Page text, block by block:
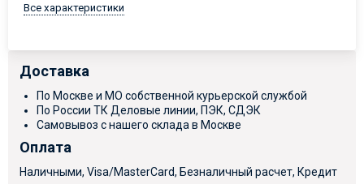
Все характеристики
Доставка
По Москве и МО собственной курьерской службой
По России ТК Деловые линии, ПЭК, СДЭК
Самовывоз с нашего склада в Москве
Оплата
Наличными, Visa/MasterCard, Безналичный расчет, Кредит